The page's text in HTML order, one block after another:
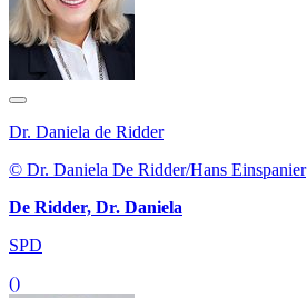
Dr. Daniela de Ridder
© Dr. Daniela De Ridder/Hans Einspanier
De Ridder, Dr. Daniela
SPD
()